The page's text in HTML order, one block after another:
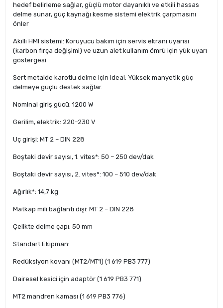
hedef belirleme sağlar, güçlü motor dayanıklı ve etkili hassas
delme sunar, güç kaynağı kesme sistemi elektrik çarpmasını
önler
Akıllı HMI sistemi: Koruyucu bakım için servis ekranı uyarısı
(karbon fırça değişimi) ve uzun alet kullanım ömrü için yük uyarı
göstergesi
Sert metalde karotlu delme için ideal: Yüksek manyetik güç
delmeye güçlü destek sağlar.
Nominal giriş gücü: 1200 W
Gerilim, elektrik: 220–230 V
Uç girişi: MT 2 – DIN 228
Boştaki devir sayısı, 1. vites*: 50 – 250 dev/dak
Boştaki devir sayısı, 2. vites*: 100 – 510 dev/dak
Ağırlık*: 14,7 kg
Matkap mili bağlantı dişi: MT 2 – DIN 228
Çelikte delme çapı: 50 mm
Standart Ekipman:
Redüksiyon kovanı (MT2/MT1) (1 619 PB3 777)
Dairesel kesici için adaptör (1 619 PB3 771)
MT2 mandren kaması (1 619 PB3 776)